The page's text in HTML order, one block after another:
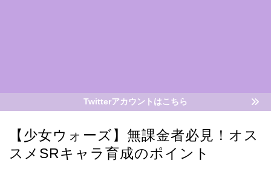
Twitterアカウントはこちら
【少女ウォーズ】無課金者必見！オス
スメSRキャラ育成のポイント